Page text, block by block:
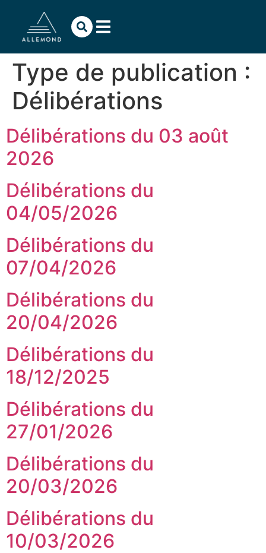
Type de publication :
Délibérations
Délibérations du 03 août
2026
Délibérations du
04/05/2026
Délibérations du
07/04/2026
Délibérations du
20/04/2026
Délibérations du
18/12/2025
Délibérations du
27/01/2026
Délibérations du
20/03/2026
Délibérations du
10/03/2026